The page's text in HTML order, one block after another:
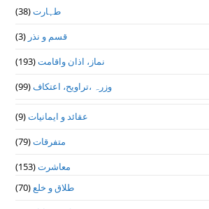
طہارت(38)
قسم و نذر (3)
نماز، اذان واقامت(193)
وزرہ ،تراويح، اعتكاف(99)
عقائد و ایمانیات(9)
متفرقات(79)
معاشرت(153)
طلاق و خلع(70)